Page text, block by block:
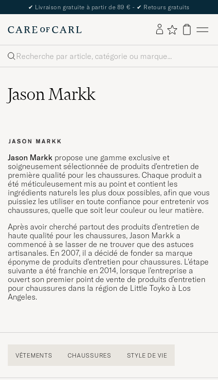
✔ Livraison gratuite à partir de 89 € - ✔ Retours gratuits
Rechercher
Jason Markk
Jason Markk propose une gamme exclusive et
soigneusement sélectionnée de produits d'entretien de
première qualité pour les chaussures. Chaque produit a
été méticuleusement mis au point et contient les
ingrédients naturels les plus doux possibles, afin que vous
puissiez les utiliser en toute confiance pour entretenir vos
chaussures, quelle que soit leur couleur ou leur matière.
Après avoir cherché partout des produits d'entretien de
haute qualité pour les chaussures, Jason Markk a
commencé à se lasser de ne trouver que des astuces
artisanales. En 2007, il a décidé de fonder sa marque
éponyme de produits d'entretien pour chaussures. L'étape
suivante a été franchie en 2014, lorsque l'entreprise a
ouvert son premier point de vente de produits d'entretien
pour chaussures dans la région de Little Toyko à Los
Angeles.
VÊTEMENTS CHAUSSURES STYLE DE VIE